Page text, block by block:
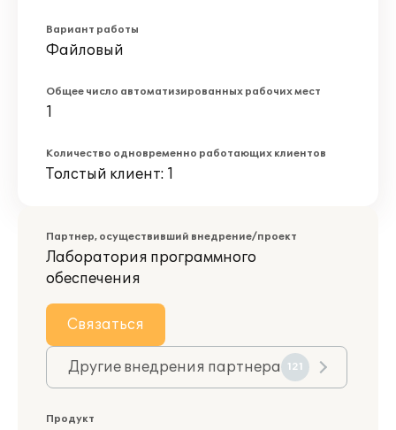
Вариант работы
Файловый
Общее число автоматизированных рабочих мест
1
Количество одновременно работающих клиентов
Толстый клиент: 1
Партнер, осуществивший внедрение/проект
Лаборатория программного
обеспечения
Связаться
Другие внедрения партнера 121
Продукт